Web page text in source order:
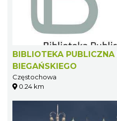
BIBLIOTEKA
BIEGAŃSKIEGO
Częstochowa
0.24 km